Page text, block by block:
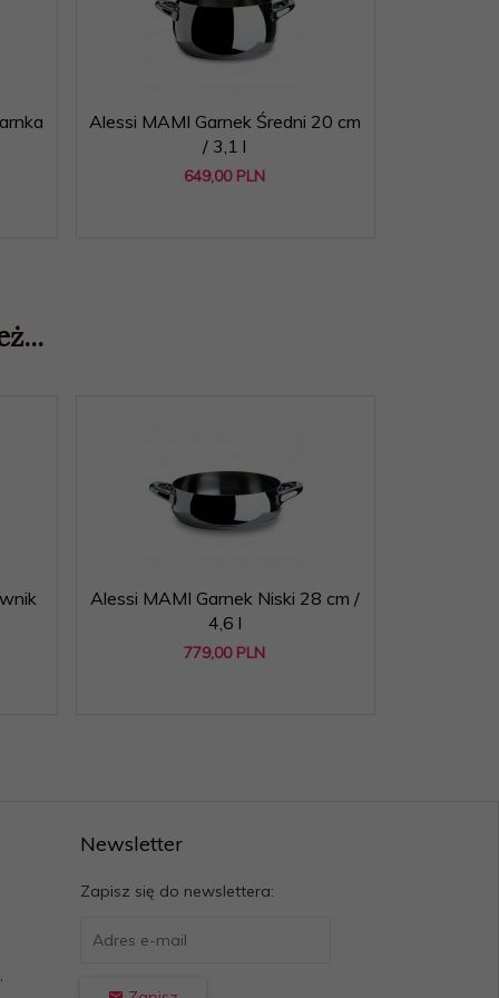
Alessi MAMI Garnek Średni 20 cm
/ 3,1 l
649,00 PLN
Alessi MAMI Garnek Niski 28 cm /
4,6 l
779,00 PLN
Newsletter
Zapisz się do newslettera: